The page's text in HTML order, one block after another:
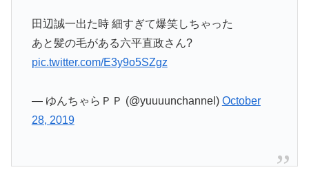
田辺誠一出た時 細すぎて爆笑しちゃった
あと髪の毛がある六平直政さん?
pic.twitter.com/E3y9o5SZgz
— ゆんちゃらＰＰ (@yuuuunchannel) October
28, 2019